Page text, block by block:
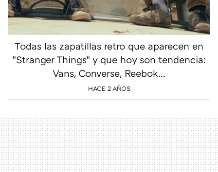
Todas las zapatillas retro que aparecen en
"Stranger Things" y que hoy son tendencia:
Vans, Converse, Reebok...
HACE 2 AÑOS